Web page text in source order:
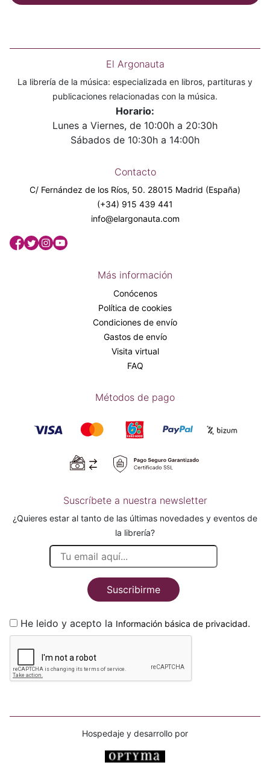
El Argonauta
La librería de la música: especializada en libros, partituras y
publicaciones relacionadas con la música.
Horario:
Lunes a Viernes, de 10:00h a 20:30h
Sábados de 10:30h a 14:00h
Contacto
C/ Fernández de los Ríos, 50. 28015 Madrid (España)
(+34) 915 439 441
info@elargonauta.com
Más información
Conócenos
Política de cookies
Condiciones de envío
Gastos de envío
Visita virtual
FAQ
Métodos de pago
Suscríbete a nuestra newsletter
¿Quieres estar al tanto de las últimas novedades y eventos de
la librería?
Suscribirme
He leido y acepto la Información básica de privacidad.
Hospedaje y desarrollo por